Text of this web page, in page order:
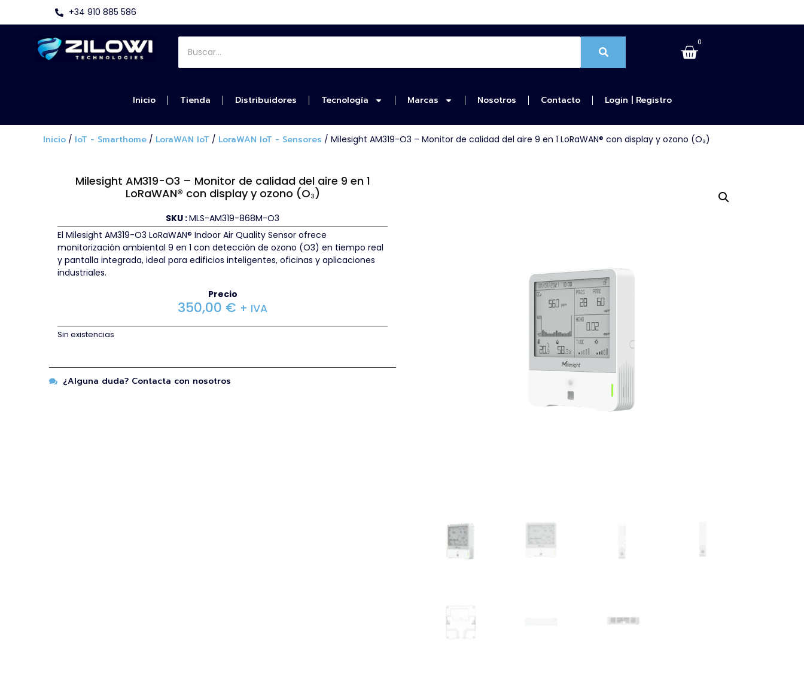
+34 910 885 586
0
Inicio Tienda Distribuidores Tecnología Marcas Nosotros Contacto Login | Registro
Inicio / IoT - Smarthome / LoraWAN IoT / LoraWAN IoT - Sensores / Milesight AM319-O3 – Monitor de calidad del aire 9 en 1 LoRaWAN® con display y ozono (O₃)
Milesight AM319-O3 – Monitor de calidad del aire 9 en 1
LoRaWAN® con display y ozono (O₃)
SKU :MLS-AM319-868M-O3
El Milesight AM319-O3 LoRaWAN® Indoor Air Quality Sensor ofrece
monitorización ambiental 9 en 1 con detección de ozono (O3) en tiempo real
y pantalla integrada, ideal para edificios inteligentes, oficinas y aplicaciones
industriales.
Precio
350,00 € + IVA
Sin existencias
¿Alguna duda? Contacta con nosotros